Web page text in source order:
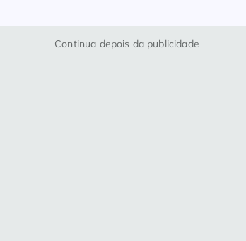
Continua depois da publicidade